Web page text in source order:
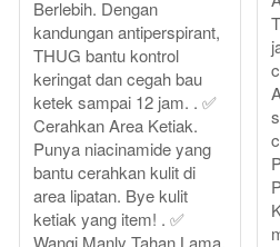
Berlebih. Dengan
kandungan antiperspirant,
THUG bantu kontrol
keringat dan cegah bau
ketek sampai 12 jam. . ✅
Cerahkan Area Ketiak.
Punya niacinamide yang
bantu cerahkan kulit di
area lipatan. Bye kulit
ketiak yang item! . ✅
Wangi Manly Tahan Lama.